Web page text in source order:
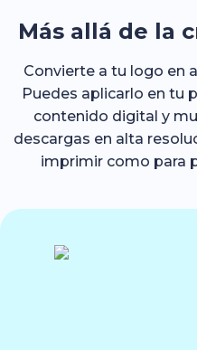
Más allá de la
Convierte a tu logo en
Puedes aplicarlo en tu
contenido digital y
descargas en alta
imprimir como para